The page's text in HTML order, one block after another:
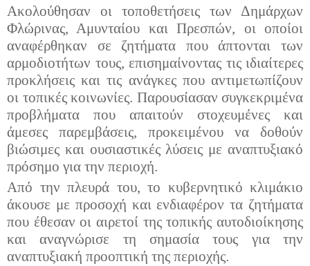
Ακολούθησαν οι τοποθετήσεις των Δημάρχων
Φλώρινας, Αμυνταίου και Πρεσπών, οι οποίοι
αναφέρθηκαν σε ζητήματα που άπτονται των
αρμοδιοτήτων τους, επισημαίνοντας τις ιδιαίτερες
προκλήσεις και τις ανάγκες που αντιμετωπίζουν
οι τοπικές κοινωνίες. Παρουσίασαν συγκεκριμένα
προβλήματα που απαιτούν στοχευμένες και
άμεσες παρεμβάσεις, προκειμένου να δοθούν
βιώσιμες και ουσιαστικές λύσεις με αναπτυξιακό
πρόσημο για την περιοχή.
Από την πλευρά του, το κυβερνητικό κλιμάκιο
άκουσε με προσοχή και ενδιαφέρον τα ζητήματα
που έθεσαν οι αιρετοί της τοπικής αυτοδιοίκησης
και αναγνώρισε τη σημασία τους για την
αναπτυξιακή προοπτική της περιοχής.